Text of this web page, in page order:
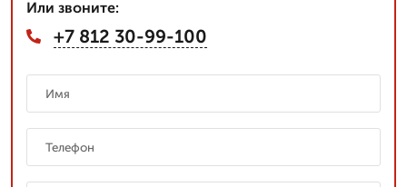
Или звоните:
+7 812 30-99-100